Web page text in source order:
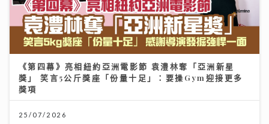
《第四幕》亮相紐約亞洲電影節 袁澧林奪「亞洲新星
獎」 笑言5公斤獎座「份量十足」：要操Gym迎接更多
獎項
25/07/2026